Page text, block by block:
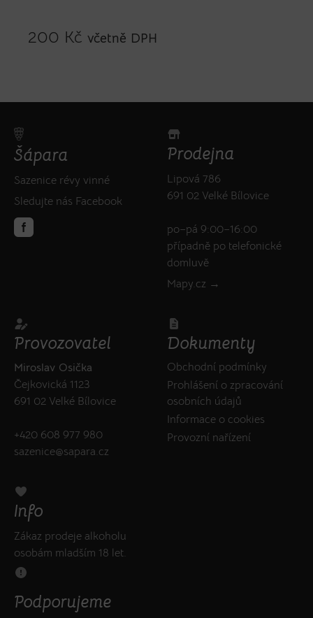
200 Kč včetně DPH
Šápara
Sazenice révy vinné
Sledujte nás Facebook
Prodejna
Lipová 786
691 02 Velké Bílovice
po–pá 9:00–16:00
případně po telefonické
domluvě
Mapy.cz →
Provozovatel
Miroslav Osička
Čejkovická 1123
691 02 Velké Bílovice
+420 608 977 980
sazenice@sapara.cz
Dokumenty
Obchodní podmínky
Prohlášení o zpracování
osobních údajů
Informace o cookies
Provozní nařízení
Info
Zákaz prodeje alkoholu
osobám mladším 18 let.
Podporujeme